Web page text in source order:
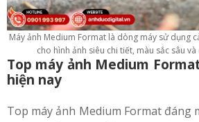
Máy ảnh Medium Format là dòng máy sử dụng
cho hình ảnh siêu chi tiết, màu sắc sâu
Top máy ảnh Medium
hiện nay
Top máy ảnh Medium Format đáng